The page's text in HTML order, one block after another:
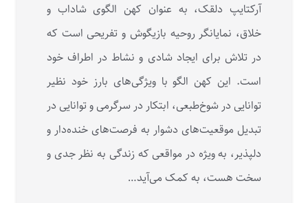
آرکتایپ دلقک، به عنوان کهن‌ الگوی شاداب و
خلاق، نمایانگر روحیه بازیگوش و تفریحی است که
در تلاش برای ایجاد شادی و نشاط در اطراف خود
است. این کهن‌ الگو با ویژگی‌های بارز خود نظیر
توانایی در شوخ‌طبعی، ابتکار در سرگرمی و توانایی در
تبدیل موقعیت‌های دشوار به فرصت‌های خنده‌دار و
دلپذیر، به ویژه در مواقعی که زندگی به نظر جدی و
سخت هست، به کمک می‌آید…